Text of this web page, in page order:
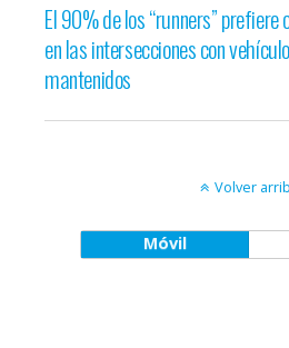
El 90% de los “runners” prefiere
en las intersecciones con
mantenidos
Volver
Móvil